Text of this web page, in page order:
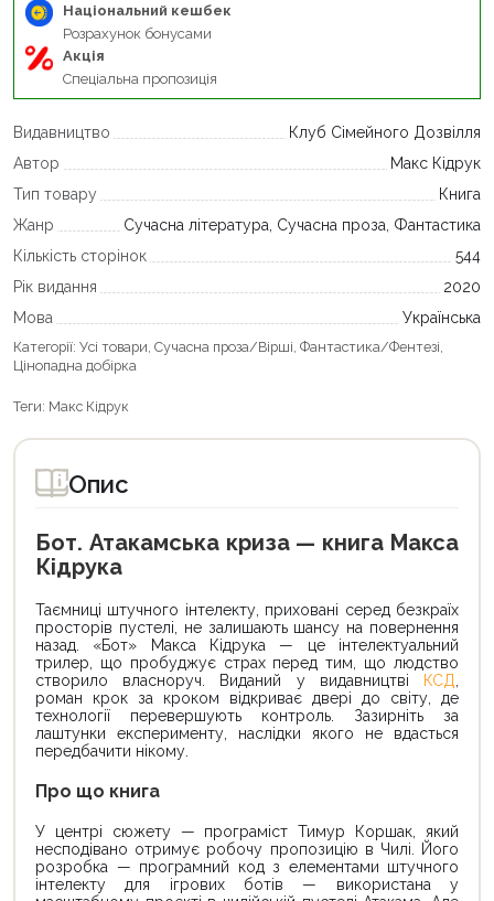
Національний кешбек
Розрахунок бонусами
Акція
Спеціальна пропозиція
Видавництво
Клуб Сімейного Дозвілля
Автор
Макс Кідрук
Тип товару
Книга
Жанр
Сучасна література, Сучасна проза, Фантастика
Кількість сторінок
544
Рік видання
2020
Мова
Українська
Категорії: Усі товари Сучасна проза/Вірші Фантастика/Фентезі
Цінопадна добірка
Теги: Макс Кідрук
Опис
Бот. Атакамська криза — книга Макса
Кідрука
Таємниці штучного інтелекту, приховані серед безкраїх
просторів пустелі, не залишають шансу на повернення
назад. «Бот» Макса Кідрука — це інтелектуальний
трилер, що пробуджує страх перед тим, що людство
створило власноруч. Виданий у видавництві
КСД
роман крок за кроком відкриває двері до світу, де
технології перевершують контроль. Зазирніть за
лаштунки експерименту, наслідки якого не вдасться
передбачити нікому.
Про що книга
У центрі сюжету — програміст Тимур Коршак, який
несподівано отримує робочу пропозицію в Чилі. Його
розробка — програмний код з елементами штучного
інтелекту для ігрових ботів — використана у